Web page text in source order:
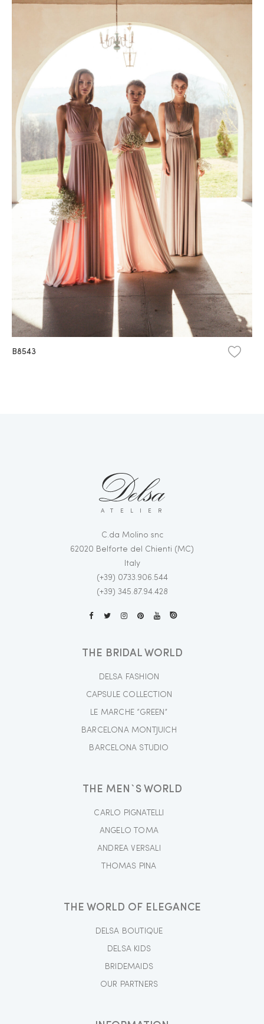
B8543
ATELIER
C.da Molino snc
62020 Belforte del Chienti (MC)
Italy
(+39) 0733.906.544
(+39) 345.87.94.428
THE BRIDAL WORLD
DELSA FASHION
CAPSULE COLLECTION
LE MARCHE “GREEN”
BARCELONA MONTJUICH
BARCELONA STUDIO
THE MEN`S WORLD
CARLO PIGNATELLI
ANGELO TOMA
ANDREA VERSALI
THOMAS PINA
THE WORLD OF ELEGANCE
DELSA BOUTIQUE
DELSA KIDS
BRIDEMAIDS
OUR PARTNERS